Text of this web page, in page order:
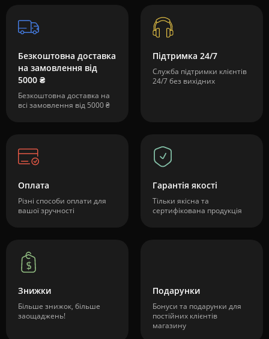
Безкоштовна доставка
на замовлення від
5000 ₴
Безкоштовна доставка на
всі замовлення від 5000 ₴
Підтримка 24/7
Служба підтримки клієнтів
24/7 без вихідних
Оплата
Різні способи оплати для
вашої зручності
Гарантія якості
Тільки якісна та
сертифікована продукція
Знижки
Більше знижок, більше
заощаджень!
Подарунки
Бонуси та подарунки для
постійних клієнтів
магазину